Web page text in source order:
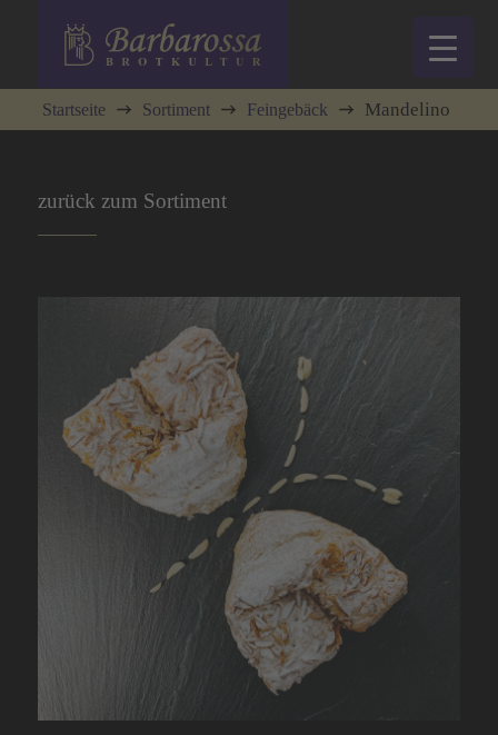
Startseite Sortiment Feingebäck Mandelino
zurück zum Sortiment